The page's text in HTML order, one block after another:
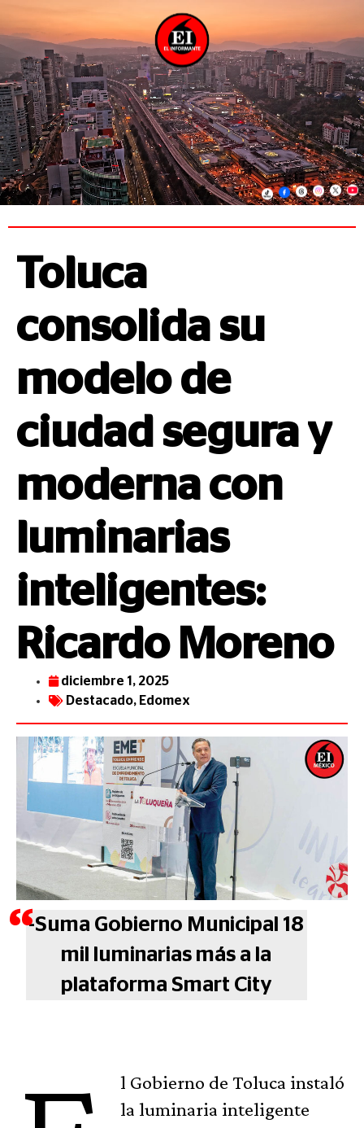
Toluca
consolida su
modelo de
ciudad segura y
moderna con
luminarias
inteligentes:
Ricardo Moreno
diciembre 1, 2025
Destacado, Edomex
-Suma Gobierno Municipal 18
mil luminarias más a la
plataforma Smart City
l Gobierno de Toluca instaló
la luminaria inteligente